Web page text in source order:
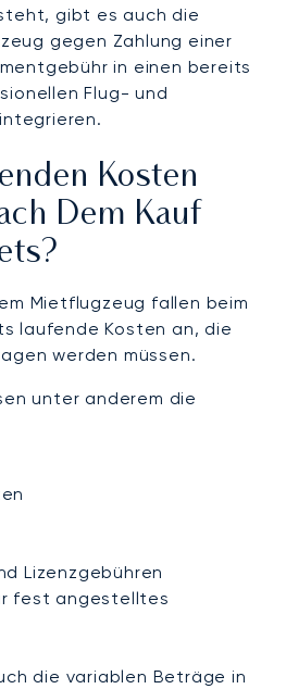
gibt es auch die
gegen Zahlung einer
in einen bereits
Flug- und
Kosten
Dem Kauf
Mietflugzeug fallen beim
laufende Kosten an, die
werden müssen.
unter anderem die
Lizenzgebühren
fest angestelltes
die variablen Beträge in